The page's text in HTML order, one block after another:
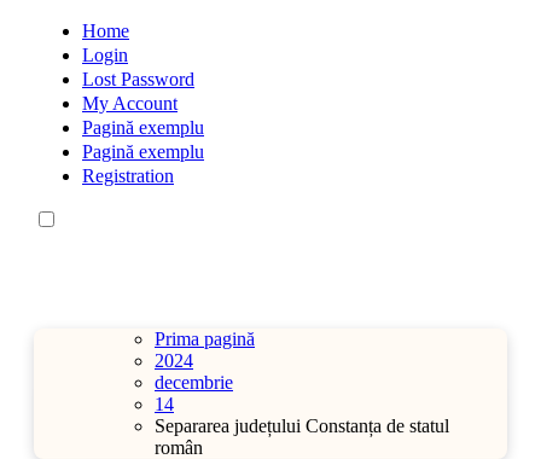
Home
Login
Lost Password
My Account
Pagină exemplu
Pagină exemplu
Registration
Prima pagină
2024
decembrie
14
Separarea județului Constanța de statul
român